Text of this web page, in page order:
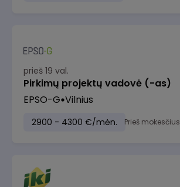
prieš 19 val.
Pirkimų projektų vadovė (-as)
EPSO-G Vilnius
2900 - 4300 €/mėn. Prieš mokesčius